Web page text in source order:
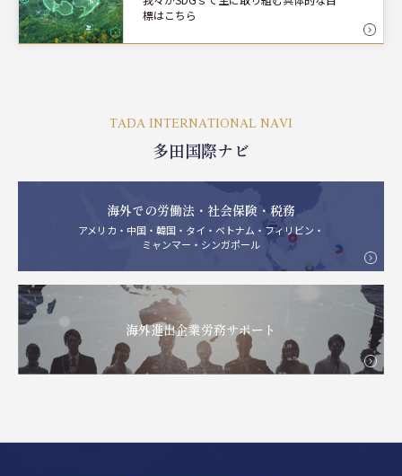
標はこちら
TADA INTERNATIONAL NAVI
多田国際ナビ
海外での労働法・社会保険・税務
アメリカ・中国・韓国・タイ・ベトナム・フィリビン・
ミャンマー・シンガポール
海外進出企業労務サポート